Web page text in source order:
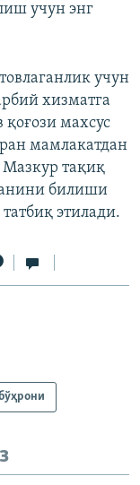
учун энг
учун
хизматга
махсус
мамлакатдан
тақиқ
билиши
этилади.